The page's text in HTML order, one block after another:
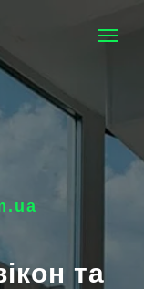
та